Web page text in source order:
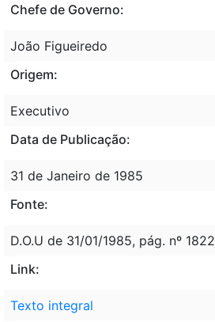
Chefe de Governo:
João Figueiredo
Origem:
Executivo
Data de Publicação:
31 de Janeiro de 1985
Fonte:
D.O.U de 31/01/1985, pág. nº 1822
Link:
Texto integral